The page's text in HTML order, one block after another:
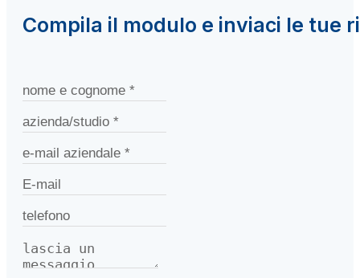
Compila il modulo e inviaci le tue